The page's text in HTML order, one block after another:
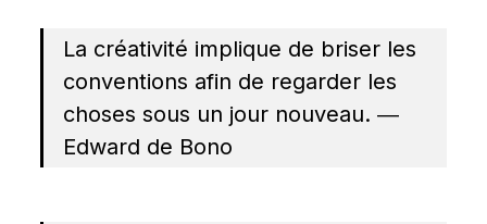
La créativité implique de briser les
conventions afin de regarder les
choses sous un jour nouveau. ―
Edward de Bono